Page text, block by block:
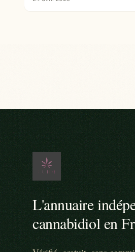
L'annuaire
cannabidiol en